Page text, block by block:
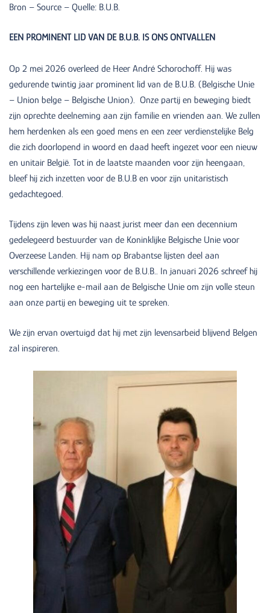
Bron – Source – Quelle: B.U.B.
EEN PROMINENT LID VAN DE B.U.B. IS ONS ONTVALLEN
Op 2 mei 2026 overleed de Heer André Schorochoff. Hij was
gedurende twintig jaar prominent lid van de B.U.B. (Belgische Unie
– Union belge – Belgische Union). Onze partij en beweging biedt
zijn oprechte deelneming aan zijn familie en vrienden aan. We zullen
hem herdenken als een goed mens en een zeer verdienstelijke Belg
die zich doorlopend in woord en daad heeft ingezet voor een nieuw
en unitair België. Tot in de laatste maanden voor zijn heengaan,
bleef hij zich inzetten voor de B.U.B en voor zijn unitaristisch
gedachtegoed.
Tijdens zijn leven was hij naast jurist meer dan een decennium
gedelegeerd bestuurder van de Koninklijke Belgische Unie voor
Overzeese Landen. Hij nam op Brabantse lijsten deel aan
verschillende verkiezingen voor de B.U.B.. In januari 2026 schreef hij
nog een hartelijke e-mail aan de Belgische Unie om zijn volle steun
aan onze partij en beweging uit te spreken.
We zijn ervan overtuigd dat hij met zijn levensarbeid blijvend Belgen
zal inspireren.